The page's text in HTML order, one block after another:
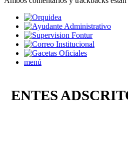
menú
ENTES